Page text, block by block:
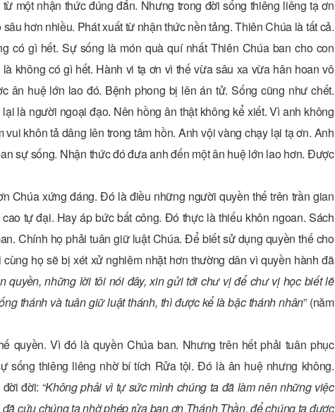
một nhận thức đúng đắn. Nhưng trong đời sống thiêng liêng tạ ơn
hơn nhiều. Phát xuất từ nhận thức nền tảng. Thiên Chúa là tất cả.
có gì hết. Sự sống là món quà quí nhất Thiên Chúa ban cho con
không có gì hết. Hành vi tạ ơn vì thế vừa sâu xa vừa hân hoan vô
ân huệ lớn lao đó. Bệnh phong bị lên án tử. Sống cũng như chết.
là người ngoại đạo. Nên hồng ân thật không kể xiết. Vì anh không
khôn tả dâng lên trong tâm hồn. Anh vội vàng chạy lại tạ ơn. Anh
sự sống. Nhận thức đó đưa anh đến một ân huệ lớn lao hơn. Được
Chúa xứng đáng. Đó là điều những người quyền thế trên trần gian
tự đại. Hay áp bức bất công. Đó thực là thiếu khôn ngoan. Sách
Chính họ phải tuân giữ luật Chúa. Để biết sử dụng quyền thế cho
họ sẽ bị xét xử nghiêm nhặt hơn thường dân vì quyền hành đã
quyền, những lời tôi nói đây, xin gửi tới chư vị để chư vị học biết lẽ
thánh và tuân giữ luật thánh, thì được kể là bậc thánh nhân” (năm
quyền. Vì đó là quyền Chúa ban. Nhưng trên hết phải tuân phục
sống thiêng liêng nhờ bí tích Rửa tội. Đó là ân huệ nhưng không.
đời: “Không phải vì tự sức mình chúng ta đã làm nên những việc
cứu chúng ta nhờ phép rửa ban ơn Thánh Thần, để chúng ta được